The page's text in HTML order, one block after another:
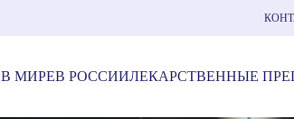
В МИРЕВ РОССИИЛЕКАРСТВЕННЫЕ